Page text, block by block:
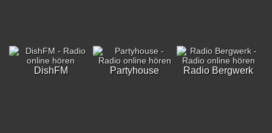
DishFM Partyhouse Radio Bergwerk